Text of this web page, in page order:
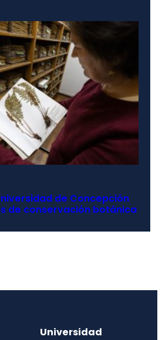
de Concepción
de conservación botánica
Universidad